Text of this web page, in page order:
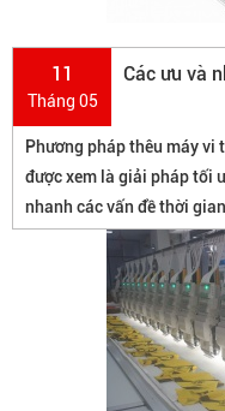
11
Tháng 05
Các ưu và
Phương pháp thêu máy
được xem là giải pháp tối
nhanh các vấn đề thời